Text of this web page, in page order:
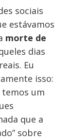
sociais
estávamos
morte de
dias
Eu
isso:
temos um
que a
sobre